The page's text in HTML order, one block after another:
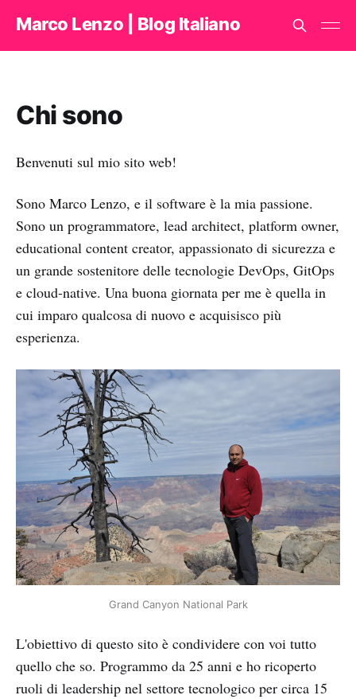
Marco Lenzo | Blog Italiano
Chi sono
Benvenuti sul mio sito web!
Sono Marco Lenzo, e il software è la mia passione.
Sono un programmatore, lead architect, platform owner,
educational content creator, appassionato di sicurezza e
un grande sostenitore delle tecnologie DevOps, GitOps
e cloud-native. Una buona giornata per me è quella in
cui imparo qualcosa di nuovo e acquisisco più
esperienza.
Grand Canyon National Park
L'obiettivo di questo sito è condividere con voi tutto
quello che so. Programmo da 25 anni e ho ricoperto
ruoli di leadership nel settore tecnologico per circa 15